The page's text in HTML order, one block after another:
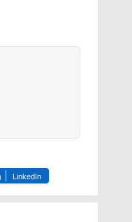
LinkedIn